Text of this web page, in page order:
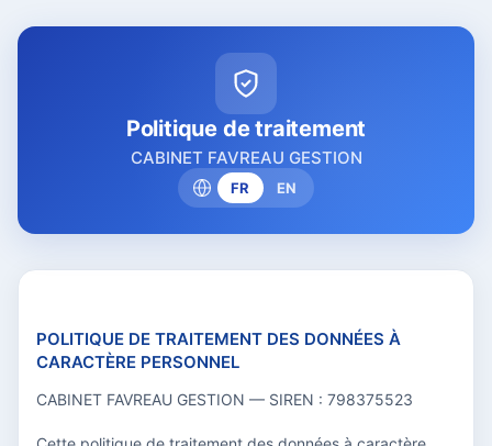
Politique de traitement
CABINET FAVREAU GESTION
FR EN
POLITIQUE DE TRAITEMENT DES DONNÉES À
CARACTÈRE PERSONNEL
CABINET FAVREAU GESTION — SIREN : 798375523